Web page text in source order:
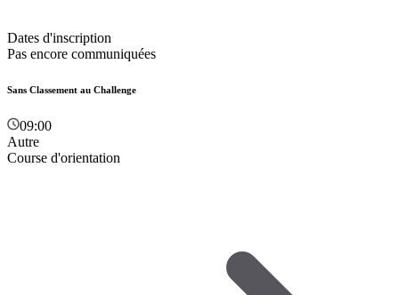
Dates d'inscription
Pas encore communiquées
Sans Classement au Challenge
09:00
Autre
Course d'orientation